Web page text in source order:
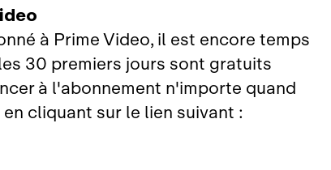
à Prime Video, il est encore temps
30 premiers jours sont gratuits
à l'abonnement n'importe quand
cliquant sur le lien suivant :